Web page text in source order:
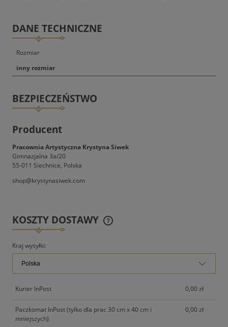
DANE TECHNICZNE
Rozmiar
inny rozmiar
BEZPIECZEŃSTWO
Producent
Pracownia Artystyczna Krystyna Siwek
Gimnazjalna 3a/20
55-011 Siechnice, Polska
shop@krystynasiwek.com
KOSZTY DOSTAWY
CENA NIE ZAWIERA EWENTUALNYCH KOSZTÓW
PŁATNOŚCI
Kraj wysyłki:
Kurier InPost 0,00 zł
Paczkomat InPost (tylko dla prac 30 cm x 40 cm i
mniejszych)
0,00 zł